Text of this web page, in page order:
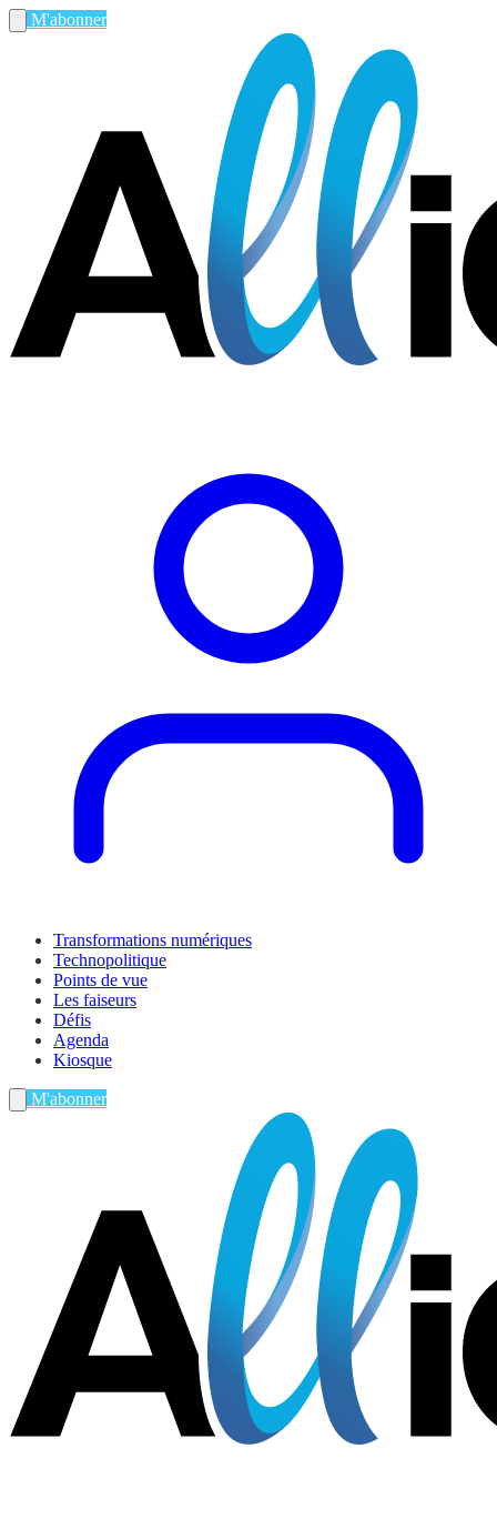
M'abonner
Transformations numériques
Technopolitique
Points de vue
Les faiseurs
Défis
Agenda
Kiosque
M'abonner